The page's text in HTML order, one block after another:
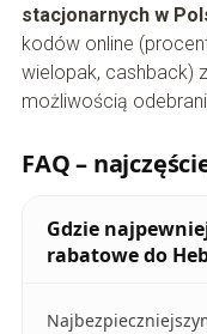
stacjonarnych w
kodów online
wielopak, cashback)
możliwością
FAQ –
Gdzie
rabatowe do